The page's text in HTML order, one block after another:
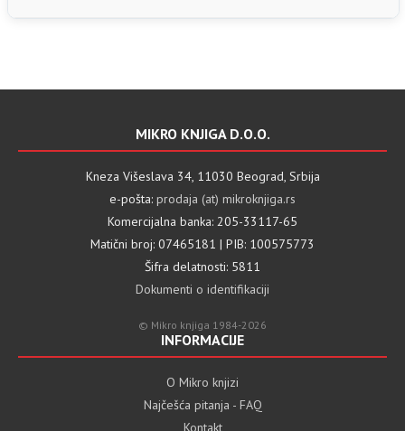
MIKRO KNJIGA D.O.O.
Kneza Višeslava 34, 11030 Beograd, Srbija
e-pošta: prodaja (at) mikroknjiga.rs
Komercijalna banka: 205-33117-65
Matični broj: 07465181 | PIB: 100575773
Šifra delatnosti: 5811
Dokumenti o identifikaciji
© Mikro knjiga 1984-2026
INFORMACIJE
O Mikro knjizi
Najčešća pitanja - FAQ
Kontakt